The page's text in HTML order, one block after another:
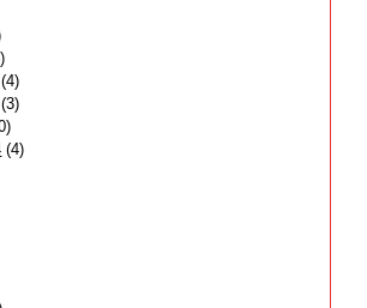
(4)
(3)
(4)